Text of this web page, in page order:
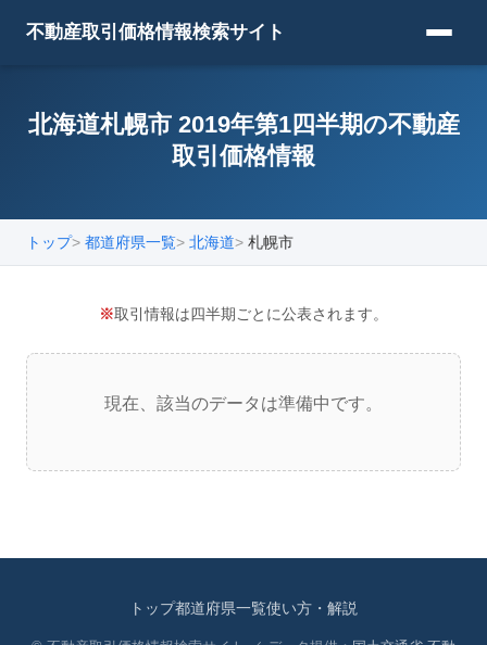
不動産取引価格情報検索サイト
北海道札幌市 2019年第1四半期の不動産
取引価格情報
トップ 都道府県一覧 北海道 札幌市
※取引情報は四半期ごとに公表されます。
現在、該当のデータは準備中です。
トップ都道府県一覧使い方・解説